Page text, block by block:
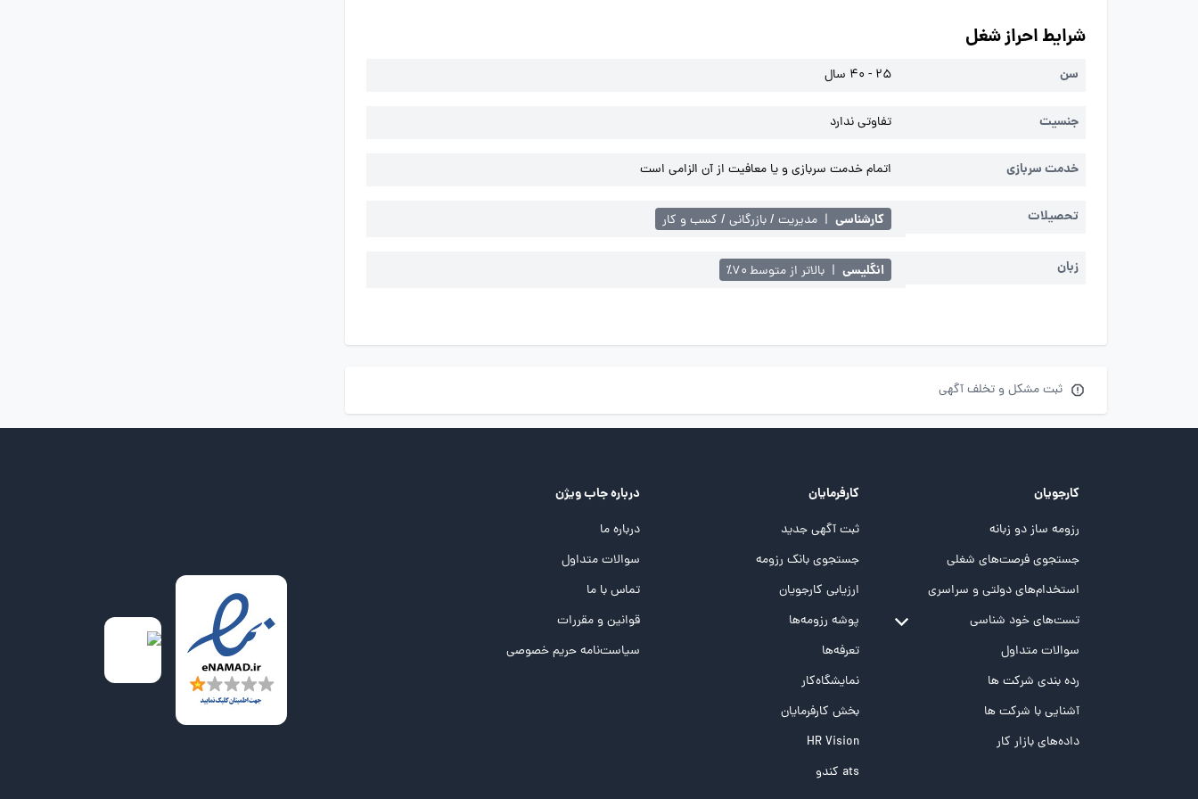
شرایط احراز شغل
سن 25 - 40 سال
جنسیت تفاوتی ندارد
خدمت سربازی اتمام خدمت سربازی و یا معافیت از آن الزامی است
تحصیلات کارشناسی | مدیریت / بازرگانی / کسب و کار
زبان انگلیسی | بالاتر از متوسط ۷۰٪
ثبت مشکل و تخلف آگهی
کارجویان
رزومه ساز دو زبانه
جستجوی فرصت‌های شغلی
استخدام‌های دولتی و سراسری
تست‌های خود شناسی
تست MBTI
تست تیپ سنجی شغلی Holland
تست NEO
تست هوش های چندگانه
سوالات متداول
رده بندی شرکت ها
آشنایی با شرکت ها
داده‌های بازار کار
کارفرمایان
ثبت آگهی جدید
جستجوی بانک رزومه
ارزیابی کارجویان
پوشه‌‌ رزومه‌ها
تعرفه‌ها
نمایشگاه‌کار
بخش کارفرمایان
HR Vision
ats کندو
درباره جاب ویژن
درباره ما
سوالات متداول
تماس با ما
قوانین و مقررات
سیاست‌نامه حریم خصوصی